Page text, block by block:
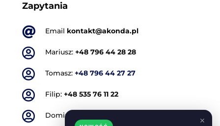
Zapytania
 Email kontakt@akonda.pl
 Mariusz: +48 796 44 28 28
 Tomasz: +48 796 44 27 27
 Filip: +48 535 76 11 22
 Dominik: ×